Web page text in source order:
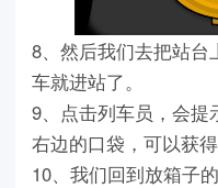
8、然后我们去把站台
车就进站了。
9、点击列车员，会提
右边的口袋，可以获得
10、我们回到放箱子